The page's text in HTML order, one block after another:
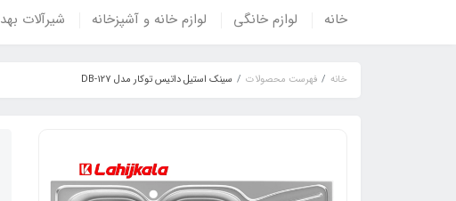
خانه لوازم خانگی لوازم خانه و آشپزخانه شیرآلات
خانه فهرست محصولات سینک استیل داتیس توکار مدل DB-127